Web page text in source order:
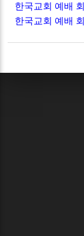
한국교회 예배
한국교회 예배